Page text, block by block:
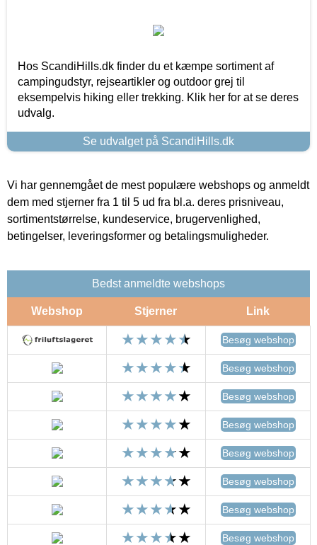
Hos ScandiHills.dk finder du et kæmpe sortiment af
campingudstyr, rejseartikler og outdoor grej til
eksempelvis hiking eller trekking. Klik her for at se deres
udvalg.
Se udvalget på ScandiHills.dk
Vi har gennemgået de mest populære webshops og anmeldt
dem med stjerner fra 1 til 5 ud fra bl.a. deres prisniveau,
sortimentstørrelse, kundeservice, brugervenlighed,
betingelser, leveringsformer og betalingsmuligheder.
Bedst anmeldte webshops
Webshop Stjerner Link
Besøg webshop
Besøg webshop
Besøg webshop
Besøg webshop
Besøg webshop
Besøg webshop
Besøg webshop
Besøg webshop